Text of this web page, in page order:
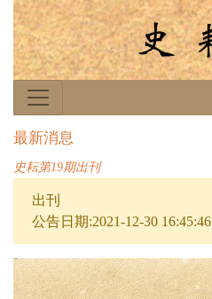
最新消息
史耘第19期出刊
出刊
公告日期:2021-12-30 16:45:46